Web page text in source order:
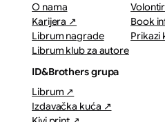
O nama
Karijera ↗
Librum nagrade
Librum klub za autore
Book
Prikazi
ID&Brothers grupa
Librum ↗
Izdavačka kuća ↗